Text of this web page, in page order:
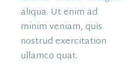
aliqua. Ut enim ad
minim veniam, quis
nostrud exercitation
ullamco quat.